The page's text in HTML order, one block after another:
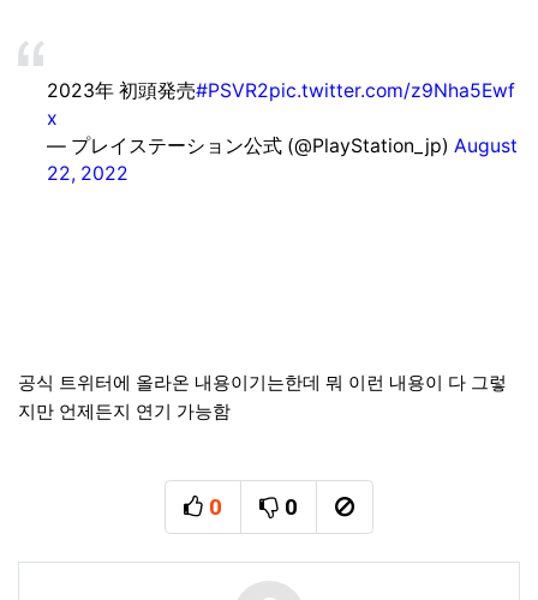
2023年 初頭発売#PSVR2pic.twitter.com/z9Nha5Ewf
x
— プレイステーション公式 (@PlayStation_jp) August
22, 2022
공식 트위터에 올라온 내용이기는한데 뭐 이런 내용이 다 그렇
지만 언제든지 연기 가능함
0
추천
0
비추천신고